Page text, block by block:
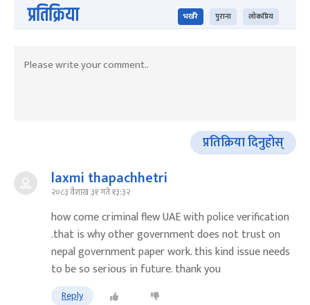
प्रतिक्रिया भर्खरै पुराना लोकप्रिय
प्रतिक्रिया दिनुहोस्
laxmi thapachhetri
२०८३ वैशाख ३१ गते १३:३२
how come criminal flew UAE with police verification
.that is why other government does not trust on
nepal government paper work. this kind issue needs
to be so serious in future. thank you
Reply